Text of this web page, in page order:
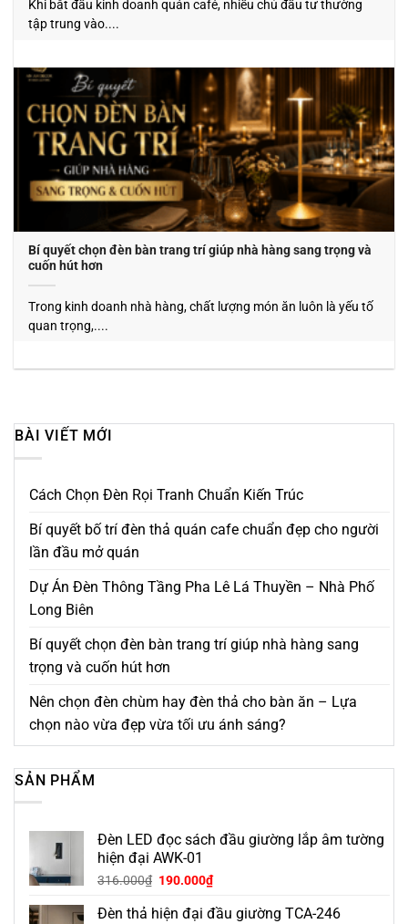
Khi bắt đầu kinh doanh quán café, nhiều chủ đầu tư thường
tập trung vào....
Bí quyết chọn đèn bàn trang trí giúp nhà hàng sang trọng và
cuốn hút hơn
Trong kinh doanh nhà hàng, chất lượng món ăn luôn là yếu tố
quan trọng,....
BÀI VIẾT MỚI
Cách Chọn Đèn Rọi Tranh Chuẩn Kiến Trúc
Bí quyết bố trí đèn thả quán cafe chuẩn đẹp cho người
lần đầu mở quán
Dự Án Đèn Thông Tầng Pha Lê Lá Thuyền – Nhà Phố
Long Biên
Bí quyết chọn đèn bàn trang trí giúp nhà hàng sang
trọng và cuốn hút hơn
Nên chọn đèn chùm hay đèn thả cho bàn ăn – Lựa
chọn nào vừa đẹp vừa tối ưu ánh sáng?
SẢN PHẨM
Đèn LED đọc sách đầu giường lắp âm tường
hiện đại AWK-01
316.000₫ 190.000₫
Đèn thả hiện đại đầu giường TCA-246